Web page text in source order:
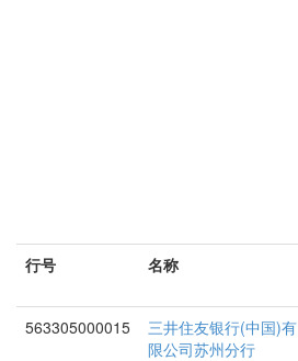
行号 名称
563305000015
三井住友银行(中国)有
限公司苏州分行